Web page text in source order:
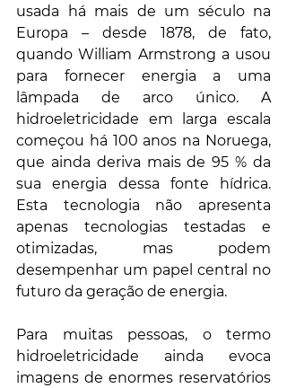
usada há mais de um século na
Europa – desde 1878, de fato,
quando William Armstrong a usou
para fornecer energia a uma
lâmpada de arco único. A
hidroeletricidade em larga escala
começou há 100 anos na Noruega,
que ainda deriva mais de 95 % da
sua energia dessa fonte hídrica.
Esta tecnologia não apresenta
apenas tecnologias testadas e
otimizadas, mas podem
desempenhar um papel central no
futuro da geração de energia.
Para muitas pessoas, o termo
hidroeletricidade ainda evoca
imagens de enormes reservatórios